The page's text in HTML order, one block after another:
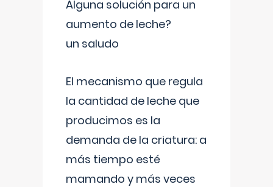
Alguna solución para un
aumento de leche?
un saludo
El mecanismo que regula
la cantidad de leche que
producimos es la
demanda de la criatura: a
más tiempo esté
mamando y más veces